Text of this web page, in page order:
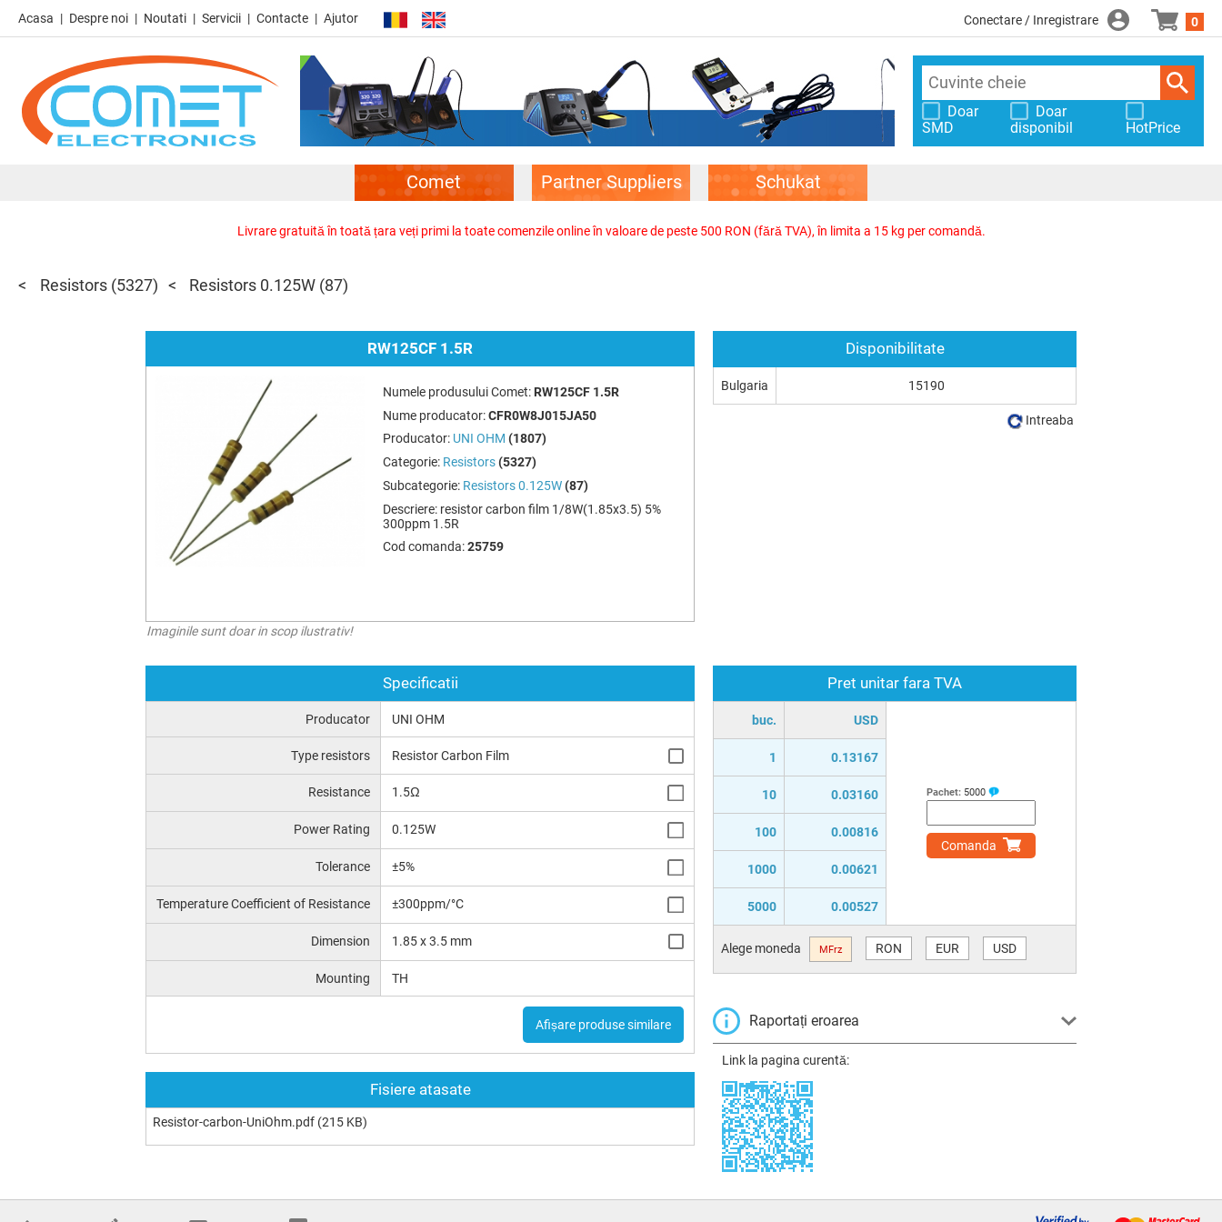
Acasa Despre noi Noutati Servicii Contacte Ajutor Conectare / Inregistrare 0
Doar
SMD
Doar
disponibil
HotPrice
Comet Partner Suppliers Schukat
Livrare gratuită în toată țara veți primi la toate comenzile online în valoare de peste 500 RON (fără TVA), în limita a 15 kg per comandă.
Resistors (5327) Resistors 0.125W (87)
RW125CF 1.5R
Numele produsului Comet: RW125CF 1.5R
Nume producator:CFR0W8J015JA50
Producator: UNI OHM (1807)
Categorie: Resistors (5327)
Subcategorie: Resistors 0.125W (87)
Descriere: resistor carbon film 1/8W(1.85x3.5) 5%
300ppm 1.5R
Cod comanda:25759
Imaginile sunt doar in scop ilustrativ!
Specificatii
Producator UNI OHM
Type resistors Resistor Carbon Film
Resistance 1.5Ω
Power Rating 0.125W
Tolerance ±5%
Temperature Coefficient of Resistance ±300ppm/°C
Dimension 1.85 x 3.5 mm
Mounting TH
Afișare produse similare
Fisiere atasate
Resistor-carbon-UniOhm.pdf (215 KB)
Pret unitar fara TVA
buc. USD
1 0.13167
10 0.03160
100 0.00816
1000 0.00621
5000 0.00527
Pachet: 5000
Comanda
Alege moneda MFrz RON EUR USD
Raportați eroarea
Link la pagina curentă:
Disponibilitate
Bulgaria 15190
Intreaba